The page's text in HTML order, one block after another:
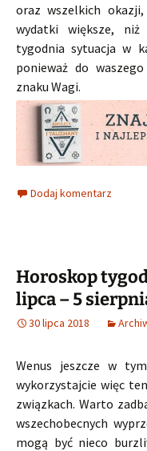
oraz wszelkich
wydatki większe, niż
tygodnia sytuacja w
ponieważ do
znaku Wagi.
Dodaj komentarz
Horoskop
lipca – 5
30 lipca 2018
Wenus jeszcze w
wykorzystajcie więc
związkach. Warto
wszechobecnych
mogą być nieco